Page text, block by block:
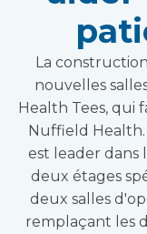
La
nouvelles
Health Tees, qui
Nuffield
est leader dans
deux étages
deux salles
remplaçant les